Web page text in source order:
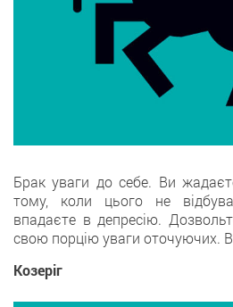
Брак уваги до себе. Ви
тому, коли цього не
впадаєте в депресію.
свою порцію уваги оточуючих.
Козеріг